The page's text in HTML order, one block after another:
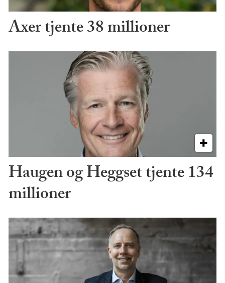
Axer tjente 38 millioner
Haugen og Heggset tjente 134
millioner